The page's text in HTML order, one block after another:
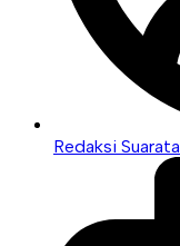
Redaksi Suarata